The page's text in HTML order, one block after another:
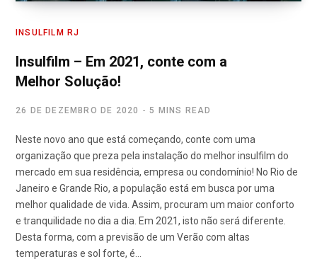
INSULFILM RJ
Insulfilm – Em 2021, conte com a
Melhor Solução!
26 DE DEZEMBRO DE 2020 5 MINS READ
Neste novo ano que está começando, conte com uma
organização que preza pela instalação do melhor insulfilm do
mercado em sua residência, empresa ou condomínio! No Rio de
Janeiro e Grande Rio, a população está em busca por uma
melhor qualidade de vida. Assim, procuram um maior conforto
e tranquilidade no dia a dia. Em 2021, isto não será diferente.
Desta forma, com a previsão de um Verão com altas
temperaturas e sol forte, é…